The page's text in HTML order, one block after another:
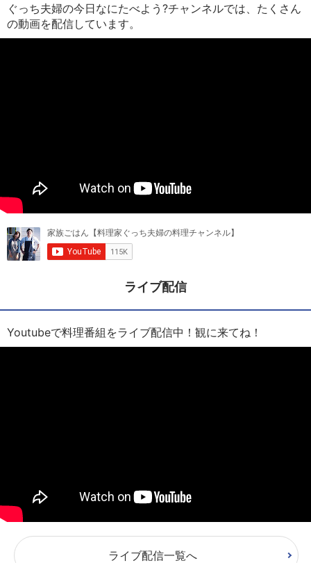
ぐっち夫婦の今日なにたべよう?チャンネルでは、たくさん
の動画を配信しています。
ライブ配信
Youtubeで料理番組をライブ配信中！観に来てね！
ライブ配信一覧へ